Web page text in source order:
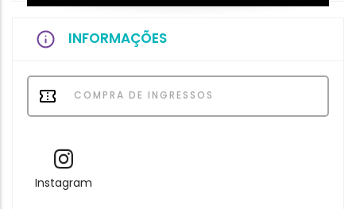
INFORMAÇÕES
COMPRA DE INGRESSOS
Instagram